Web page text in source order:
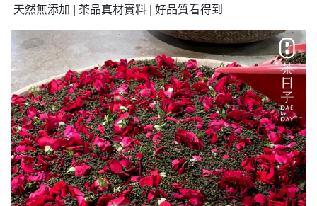
天然無添加 | 茶品真材實料 | 好品質看得到